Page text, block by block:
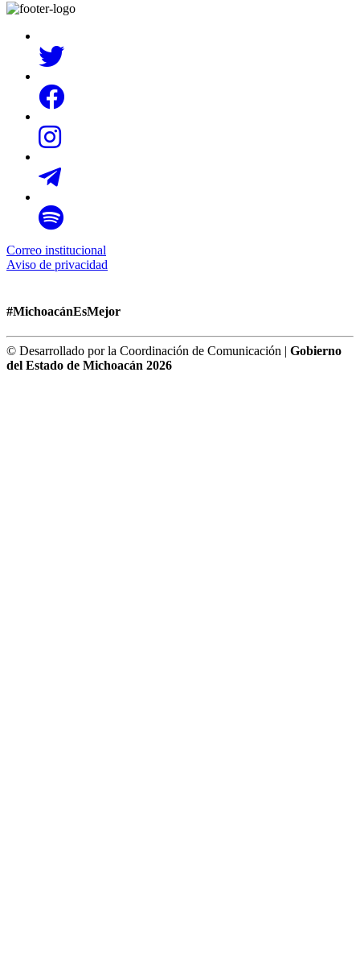
Correo institucional
Aviso de privacidad
#MichoacánEsMejor
© Desarrollado por la Coordinación de Comunicación | Gobierno
del Estado de Michoacán 2026